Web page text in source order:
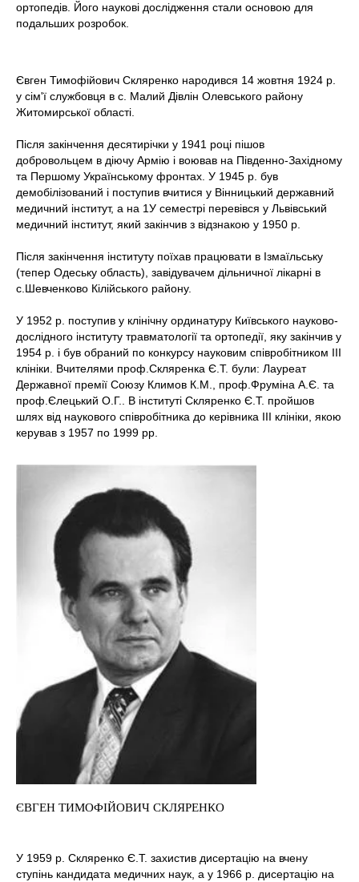
ортопедів. Його наукові дослідження стали основою для
подальших розробок.
Євген Тимофійович Скляренко народився 14 жовтня 1924 р.
у сім'ї службовця в с. Малий Дівлін Олевського району
Житомирської області.
Після закінчення десятирічки у 1941 році пішов
добровольцем в діючу Армію і воював на Південно-Західному
та Першому Українському фронтах. У 1945 р. був
демобілізований і поступив вчитися у Вінницький державний
медичний інститут, а на 1У семестрі перевівся у Львівський
медичний інститут, який закінчив з відзнакою у 1950 р.
Після закінчення інституту поїхав працювати в Ізмаїльську
(тепер Одеську область), завідувачем дільничної лікарні в
с.Шевченково Кілійського району.
У 1952 р. поступив у клінічну ординатуру Київського науково-
дослідного інституту травматології та ортопедії, яку закінчив у
1954 р. і був обраний по конкурсу науковим співробітником ІІІ
клініки. Вчителями проф.Скляренка Є.Т. були: Лауреат
Державної премії Союзу Климов К.М., проф.Фруміна А.Є. та
проф.Єлецький О.Г.. В інституті Скляренко Є.Т. пройшов
шлях від наукового співробітника до керівника ІІІ клініки, якою
керував з 1957 по 1999 рр.
ЄВГЕН ТИМОФІЙОВИЧ СКЛЯРЕНКО
У 1959 р. Скляренко Є.Т. захистив дисертацію на вчену
ступінь кандидата медичних наук, а у 1966 р. дисертацію на